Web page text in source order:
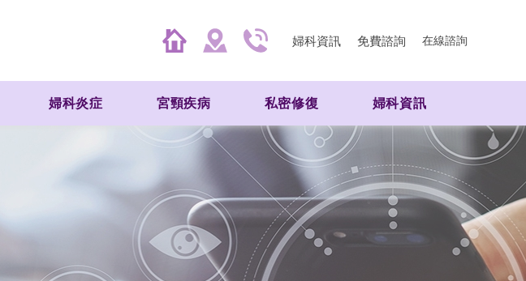
婦科資訊 免費諮詢 在線諮詢
婦科炎症 宮頸疾病 私密修復 婦科資訊